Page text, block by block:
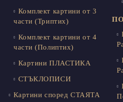
Комплект картини от 3
части (Триптих)
Комплект картини от 4
части (Полиптих)
Картини ПЛАСТИКА
СТЪКЛОПИСИ
Картини според СТАЯТА